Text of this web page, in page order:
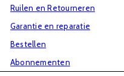
Ruilen en Retourneren
Garantie en reparatie
Bestellen
Abonnementen